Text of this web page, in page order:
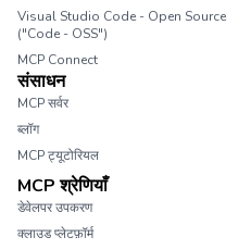
Visual Studio Code - Open Source
("Code - OSS")
MCP Connect
संसाधन
MCP सर्वर
ब्लॉग
MCP ट्यूटोरियल
MCP श्रेणियाँ
डेवेलपर उपकरण
क्लाउड प्लेटफ़ॉर्म